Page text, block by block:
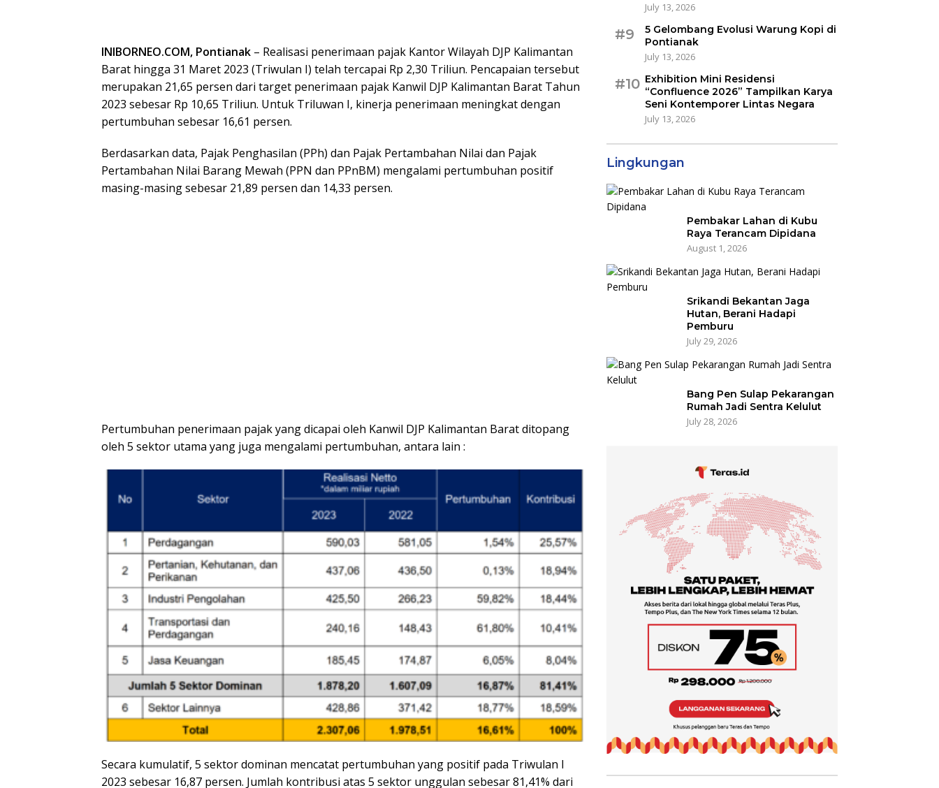
INIBORNEO.COM, Pontianak – Realisasi penerimaan pajak Kantor Wilayah DJP Kalimantan
Barat hingga 31 Maret 2023 (Triwulan I) telah tercapai Rp 2,30 Triliun. Pencapaian tersebut
merupakan 21,65 persen dari target penerimaan pajak Kanwil DJP Kalimantan Barat Tahun
2023 sebesar Rp 10,65 Triliun. Untuk Triluwan I, kinerja penerimaan meningkat dengan
pertumbuhan sebesar 16,61 persen.
Berdasarkan data, Pajak Penghasilan (PPh) dan Pajak Pertambahan Nilai dan Pajak
Pertambahan Nilai Barang Mewah (PPN dan PPnBM) mengalami pertumbuhan positif
masing-masing sebesar 21,89 persen dan 14,33 persen.
Pertumbuhan penerimaan pajak yang dicapai oleh Kanwil DJP Kalimantan Barat ditopang
oleh 5 sektor utama yang juga mengalami pertumbuhan, antara lain :
Secara kumulatif, 5 sektor dominan mencatat pertumbuhan yang positif pada Triwulan I
2023 sebesar 16,87 persen. Jumlah kontribusi atas 5 sektor unggulan sebesar 81,41% dari
July 13, 2026
#9
5 Gelombang Evolusi Warung Kopi di
Pontianak
July 13, 2026
#10 Exhibition Mini Residensi
“Confluence 2026” Tampilkan Karya
Seni Kontemporer Lintas Negara
July 13, 2026
Lingkungan
Pembakar Lahan di Kubu
Raya Terancam Dipidana
August 1, 2026
Srikandi Bekantan Jaga
Hutan, Berani Hadapi
Pemburu
July 29, 2026
Bang Pen Sulap Pekarangan
Rumah Jadi Sentra Kelulut
July 28, 2026